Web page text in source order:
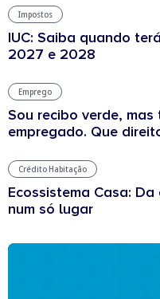
Impostos
IUC: Saiba quando
2027 e 2028
Emprego
Sou recibo verde,
empregado. Que
Crédito Habitação
Ecossistema Casa:
num só lugar